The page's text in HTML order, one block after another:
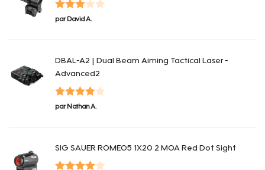
Note3
par David A.
DBAL-A2 | Dual Beam Aiming Tactical Laser -
Advanced2
Note4
par Nathan A.
SIG SAUER ROMEO5 1X20 2 MOA Red Dot Sight